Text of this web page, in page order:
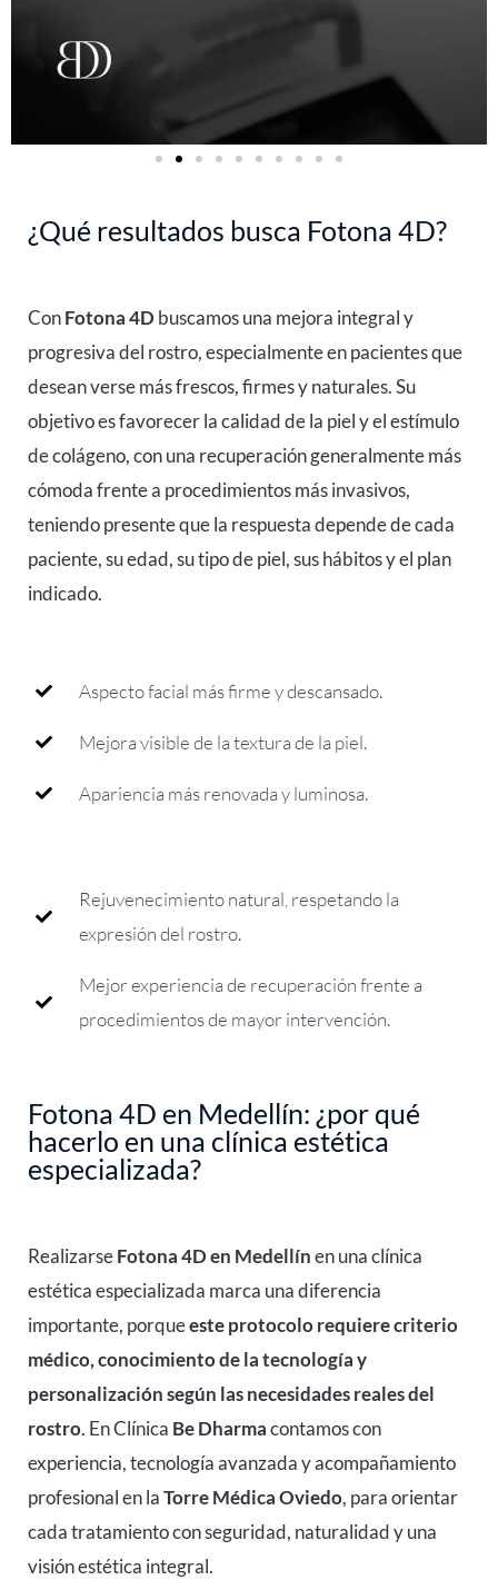
¿Qué resultados busca Fotona 4D?
ConFotona 4D buscamos una mejora integral y
progresiva del rostro, especialmente en pacientes que
desean verse más frescos, firmes y naturales. Su
objetivo es favorecer la calidad de la piel y el estímulo
de colágeno, con una recuperación generalmente más
cómoda frente a procedimientos más invasivos,
teniendo presente que la respuesta depende de cada
paciente, su edad, su tipo de piel, sus hábitos y el plan
indicado.
Aspecto facial más firme y descansado.
Mejora visible de la textura de la piel.
Apariencia más renovada y luminosa.
Rejuvenecimiento natural, respetando la
expresión del rostro.
Mejor experiencia de recuperación frente a
procedimientos de mayor intervención.
Fotona 4D en Medellín: ¿por qué
hacerlo en una clínica estética
especializada?
RealizarseFotona 4D en Medellínen una clínica
estética especializada marca una diferencia
importante, porqueeste protocolo requiere criterio
médico, conocimiento de la tecnología y
personalización según las necesidades reales del
rostro. En Clínica Be Dharmacontamos con
experiencia, tecnología avanzada y acompañamiento
profesional en laTorre Médica Oviedo, para orientar
cada tratamiento con seguridad, naturalidad y una
visión estética integral.